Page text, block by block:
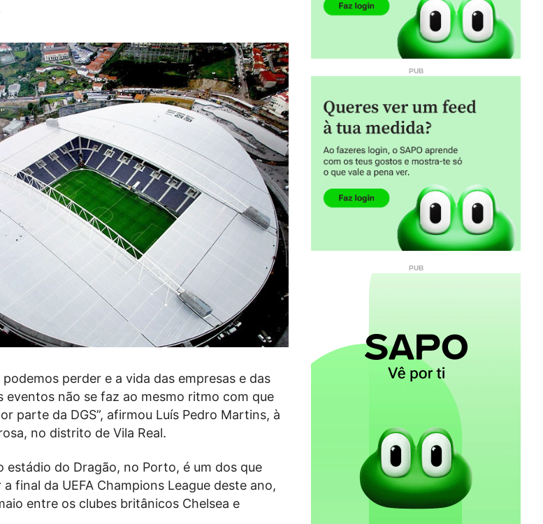
perder e a vida das empresas e das
eventos não se faz ao mesmo ritmo com que
parte da DGS”, afirmou Luís Pedro Martins, à
no distrito de Vila Real.
estádio do Dragão, no Porto, é um dos que
final da UEFA Champions League deste ano,
entre os clubes britânicos Chelsea e